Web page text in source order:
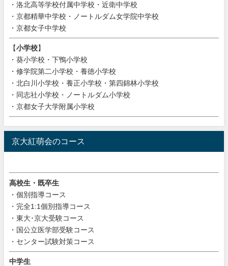
・洛北高等学校付属中学校・近衛中学校
・京都精華中学校・ノートルダム女学院中学校
・京都女子中学校
【小学校】
・葵小学校・下鴨小学校
・修学院第二小学校・養徳小学校
・北白川小学校・養正小学校・第四錦林小学校
・同志社小学校・ノートルダム小学校
・京都女子大学附属小学校
京大紅萌会のコース
高校生・既卒生
・個別指導コース
・完全1:1個別指導コース
・東大･京大受験コース
・国公立医学部受験コース
・センター試験対策コース
中学生